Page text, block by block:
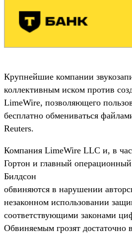
Крупнейшие компании
коллективным иском против
LimeWire, позволяющего
бесплатно обмениваться
Reuters.
Компания LimeWire LLC и, в
Гортон и главный операционный
Билдсон
обвиняются в нарушении
незаконном использовании
соответствующими законами
Обвиняемым грозят достаточно